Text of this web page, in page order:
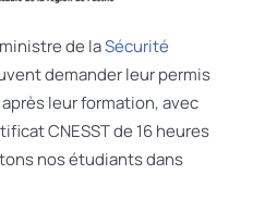
de laSécurité
demander leur permis
leur formation, avec
CNESST de 16 heures
nos étudiants dans